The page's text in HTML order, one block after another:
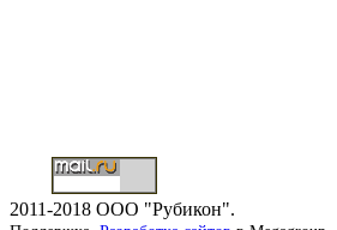
2011-2018 ООО "Рубикон".